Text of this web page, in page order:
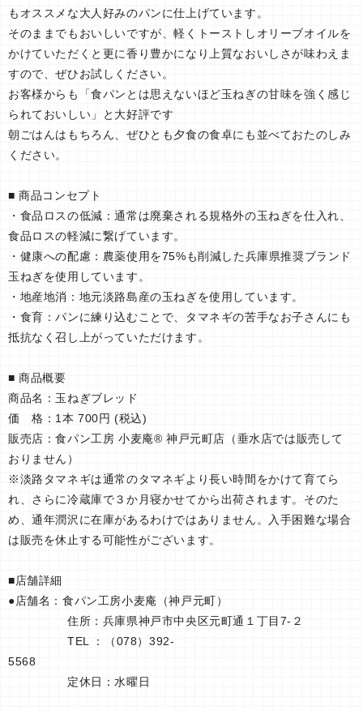
もオススメな大人好みのパンに仕上げています。
そのままでもおいしいですが、軽くトーストしオリーブオイルを
かけていただくと更に香り豊かになり上質なおいしさが味わえま
すので、ぜひお試しください。
お客様からも「食パンとは思えないほど玉ねぎの甘味を強く感じ
られておいしい」と大好評です
朝ごはんはもちろん、ぜひとも夕食の食卓にも並べておたのしみ
ください。
■ 商品コンセプト
・食品ロスの低減：通常は廃棄される規格外の玉ねぎを仕入れ、
食品ロスの軽減に繋げています。
・健康への配慮：農薬使用を75%も削減した兵庫県推奨ブランド
玉ねぎを使用しています。
・地産地消：地元淡路島産の玉ねぎを使用しています。
・食育：パンに練り込むことで、タマネギの苦手なお子さんにも
抵抗なく召し上がっていただけます。
■ 商品概要
商品名：玉ねぎブレッド
価 格：1本 700円 (税込)
販売店：食パン工房 小麦庵® 神戸元町店（垂水店では販売して
おりません）
※淡路タマネギは通常のタマネギより長い時間をかけて育てら
れ、さらに冷蔵庫で３か月寝かせてから出荷されます。そのた
め、通年潤沢に在庫があるわけではありません。入手困難な場合
は販売を休止する可能性がございます。
■店舗詳細
●店舗名：食パン工房小麦庵（神戸元町）
住所：兵庫県神戸市中央区元町通１丁目7-２
TEL ：（078）392-
5568
定休日：水曜日